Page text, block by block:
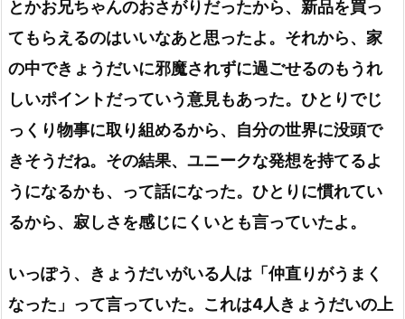
とかお兄ちゃんのおさがりだったから、新品を買っ
てもらえるのはいいなあと思ったよ。それから、家
の中できょうだいに邪魔されずに過ごせるのもうれ
しいポイントだっていう意見もあった。ひとりでじ
っくり物事に取り組めるから、自分の世界に没頭で
きそうだね。その結果、ユニークな発想を持てるよ
うになるかも、って話になった。ひとりに慣れてい
るから、寂しさを感じにくいとも言っていたよ。
いっぽう、きょうだいがいる人は「仲直りがうまく
なった」って言っていた。これは4人きょうだいの上